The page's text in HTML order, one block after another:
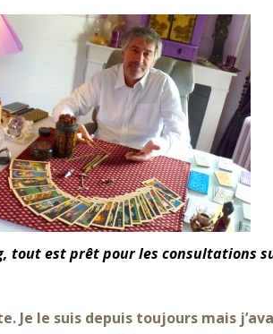
tout est prêt pour les consultations
Je le suis depuis toujours mais